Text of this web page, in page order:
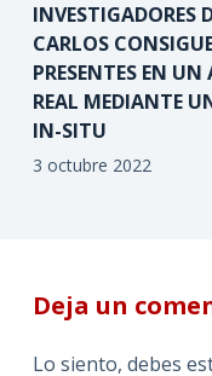
INVESTIGADORES
CARLOS
PRESENTES EN
REAL MEDIANTE
IN-SITU
3 octubre 2022
Deja un
Lo siento, debes